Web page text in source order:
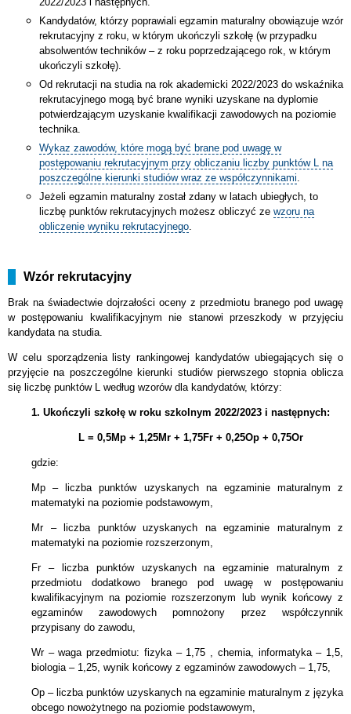
Kandydatów, którzy poprawiali egzamin maturalny obowiązuje wzór
rekrutacyjny z roku, w którym ukończyli szkołę (w przypadku
absolwentów techników – z roku poprzedzającego rok, w którym
ukończyli szkołę).
Od rekrutacji na studia na rok akademicki 2022/2023 do wskaźnika
rekrutacyjnego mogą być brane wyniki uzyskane na dyplomie
potwierdzającym uzyskanie kwalifikacji zawodowych na poziomie
technika.
Wykaz zawodów, które mogą być brane pod uwagę w
postępowaniu rekrutacyjnym przy obliczaniu liczby punktów L na
poszczególne kierunki studiów wraz ze współczynnikami
Jeżeli egzamin maturalny został zdany w latach ubiegłych, to
liczbę punktów rekrutacyjnych możesz obliczyć ze wzoru na
obliczenie wyniku rekrutacyjnego
Wzór rekrutacyjny
Brak na świadectwie dojrzałości oceny z przedmiotu branego pod uwagę
w postępowaniu kwalifikacyjnym nie stanowi przeszkody w przyjęciu
kandydata na studia.
W celu sporządzenia listy rankingowej kandydatów ubiegających się o
przyjęcie na poszczególne kierunki studiów pierwszego stopnia oblicza
się liczbę punktów L według wzorów dla kandydatów, którzy:
1. Ukończyli szkołę w roku szkolnym 2022/2023 i następnych:
L = 0,5Mp + 1,25Mr + 1,75Fr + 0,25Op + 0,75Or
gdzie:
Mp – liczba punktów uzyskanych na egzaminie maturalnym z
matematyki na poziomie podstawowym,
Mr – liczba punktów uzyskanych na egzaminie maturalnym z
matematyki na poziomie rozszerzonym,
Fr – liczba punktów uzyskanych na egzaminie maturalnym z
przedmiotu dodatkowo branego pod uwagę w postępowaniu
kwalifikacyjnym na poziomie rozszerzonym lub wynik końcowy z
egzaminów zawodowych pomnożony przez współczynnik
przypisany do zawodu,
Wr – waga przedmiotu: fizyka – 1,75 , chemia, informatyka – 1,5,
biologia – 1,25, wynik końcowy z egzaminów zawodowych – 1,75,
Op – liczba punktów uzyskanych na egzaminie maturalnym z języka
obcego nowożytnego na poziomie podstawowym,